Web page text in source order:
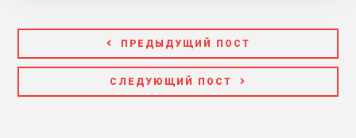
ПРЕДЫДУЩИЙ ПОСТ
СЛЕДУЮЩИЙ ПОСТ